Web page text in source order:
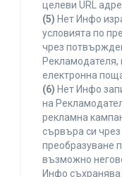
целеви URL
(5) Нет Инфо
условията по
чрез
Рекламодателя,
електронна
(6) Нет Инфо
на
рекламна
сървъра си
преобразуване
възможно
Инфо съхранява